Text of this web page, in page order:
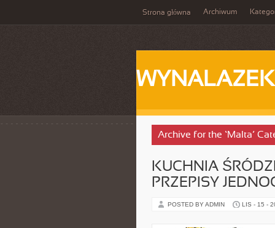
Strona główna Archiwum
WYNALAZEK
Archive for the ‘Malta’
KUCHNIA
PRZEPISY
POSTED BY ADMIN LIS - 15 -